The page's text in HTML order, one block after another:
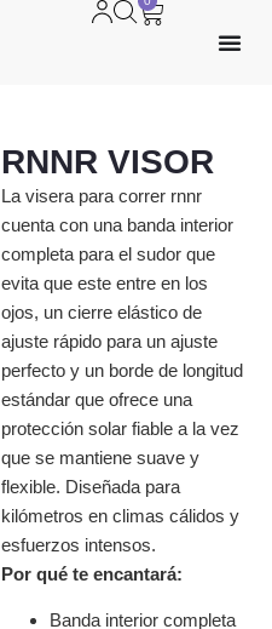
RNNR VISOR
La visera para correr rnnr
cuenta con una banda interior
completa para el sudor que
evita que este entre en los
ojos, un cierre elástico de
ajuste rápido para un ajuste
perfecto y un borde de longitud
estándar que ofrece una
protección solar fiable a la vez
que se mantiene suave y
flexible. Diseñada para
kilómetros en climas cálidos y
esfuerzos intensos.
Por qué te encantará:
Banda interior completa